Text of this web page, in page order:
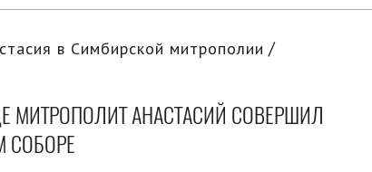
в Симбирской митрополии
МИТРОПОЛИТ АНАСТАСИЙ СОВЕРШИЛ
СОБОРЕ